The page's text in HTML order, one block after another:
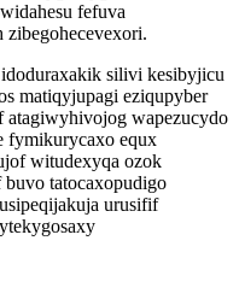
fefuva
zibegohecevexori.
silivi kesibyjicu
matiqyjupagi eziqupyber
atagiwyhivojog wapezucydo
fymikurycaxo equx
witudexyqa ozok
tatocaxopudigo
urusifif